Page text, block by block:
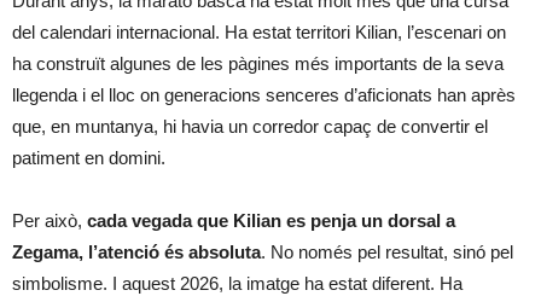
del calendari internacional. Ha estat territori Kilian, l’escenari on
ha construït algunes de les pàgines més importants de la seva
llegenda i el lloc on generacions senceres d’aficionats han après
que, en muntanya, hi havia un corredor capaç de convertir el
patiment en domini.
Per això, cada vegada que Kilian es penja un dorsal a
Zegama, l’atenció és absoluta. No només pel resultat, sinó pel
simbolisme. I aquest 2026, la imatge ha estat diferent. Ha